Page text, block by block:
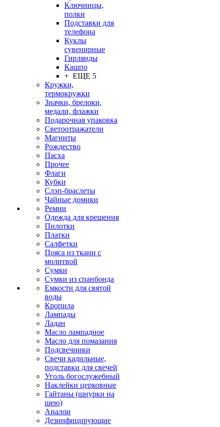
Ключницы,
полки
Подставки для
телефона
Куклы
сувенирные
Гирлянды
Кашпо
+ ЕЩЕ 5
Кружки,
термокружки
Значки, брелоки,
медали, флажки
Подарочная упаковка
Светоотражатели
Магниты
Рождество
Пасха
Прочее
Флаги
Кубки
Слэп-браслеты
Чайные домики
Ремни
Одежда для крещения
Пилотки
Платки
Салфетки
Пояса из ткани с
молитвой
Сумки
Сумки из спанбонда
Емкости для святой
воды
Кропила
Лампады
Ладан
Масло лампадное
Масло для помазания
Подсвечники
Свечи кадильные,
подставки для свечей
Уголь богослужебный
Наклейки церковные
Гайтаны (шнурки на
шею)
Аналои
Дезинфицирующие